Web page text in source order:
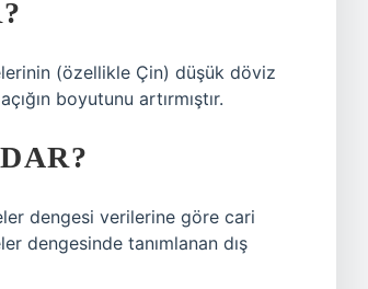
(özellikle Çin) düşük döviz
boyutunu artırmıştır.
dengesi verilerine göre cari
dengesinde tanımlanan dış